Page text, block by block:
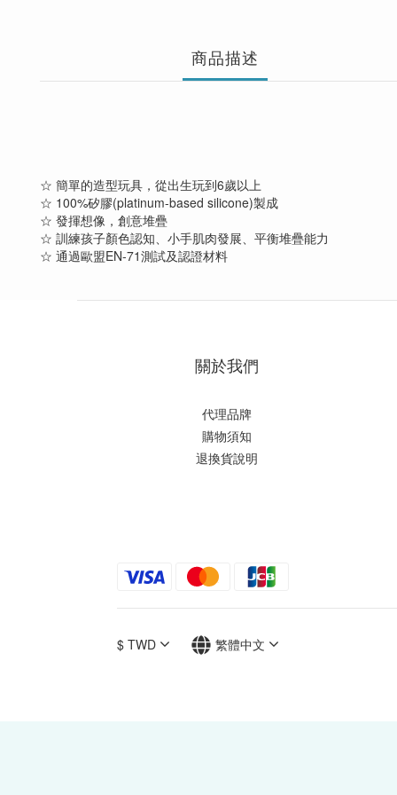
商品描述
☆ 簡單的造型玩具，從出生玩到6歲以上
☆ 100%矽膠(platinum-based silicone)製成
☆ 發揮想像，創意堆疊
☆ 訓練孩子顏色認知、小手肌肉發展、平衡堆疊能力
☆ 通過歐盟EN-71測試及認證材料
關於我們
代理品牌
購物須知
退換貨說明
$ TWD 繁體中文